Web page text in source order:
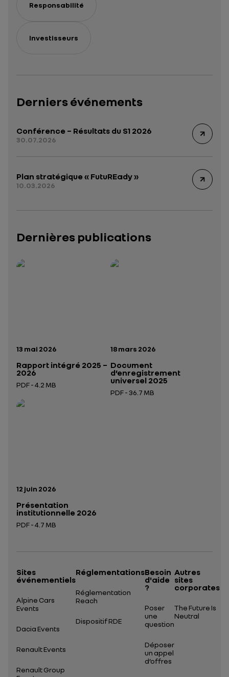
Responsabilité
Investisseurs
Derniers événements
Conférence – Résultats du S1 2026
30.07.2026
Plan stratégique « FutuREady »
10.03.2026
Dernières publications
Date de publication:
13 mai 2026
Rapport intégré 2025 –
2026
PDF - 4.2 MB
Ouverture dans un nouvel onglet
Rapport intégré 2025 – 2026— données structurées (JSON)
Date de publication:
18 mars 2026
Document
d’enregistrement
universel 2025
PDF - 36.7 MB
Date de publication:
12 juin 2026
Présentation
institutionnelle 2026
PDF - 4.7 MB
Présentation institutionnelle 2026
Sites
événementiels
Alpine Cars
Events
Dacia Events
Renault Events
Renault Group
Réglementations
Réglementation
Reach
Dispositif RDE
Besoin
d'aide
?
Poser
une
question
Déposer
un appel
d’offres
Autres
sites
corporates
The Future Is
Neutral